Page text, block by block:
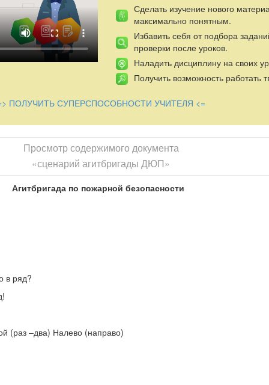
верны до конца, не остынут в борьбе с пожарами наши горячие
беды.
на фоне земного шара – буквы SOS)
Сделать изучение нового
максимально понятным.
Избавить себя от подбора
проверки после уроков.
Наладить дисциплину на своих
Получить возможность работать
ПОЛУЧИТЬ СУПЕРСПОСОБНОСТИ УЧИТЕЛЯ <=
Просмотр содержимого документа
«сценарий агитбригады ДЮП»
Агитбригада по пожарной безопасности
в ряд?
(раз –два) Налево (направо)